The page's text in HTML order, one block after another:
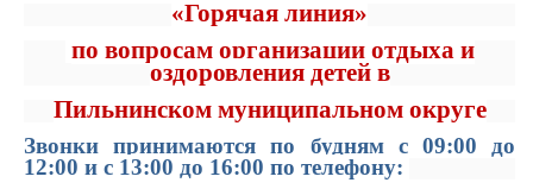
«Горячая линия»
по вопросам организации отдыха и
оздоровления детей в
Пильнинскоммуниципальном округе
Звонкипринимаются по будням с 09:00 до
12:00 и с 13:00 до 16:00 по телефону: